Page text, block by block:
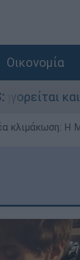
Οικονομία
την
κλιμάκωση: Η